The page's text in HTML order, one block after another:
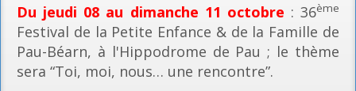
Du jeudi 08 au dimanche 11 octobre : 36ème
Festival de la Petite Enfance & de la Famille de
Pau-Béarn, à l'Hippodrome de Pau ; le thème
sera “Toi, moi, nous… une rencontre”.